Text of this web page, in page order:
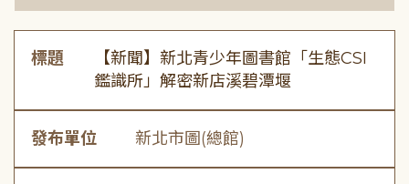
標題
【新聞】新北青少年圖書館「生態CSI
鑑識所」解密新店溪碧潭堰
發布單位 新北市圖(總館)